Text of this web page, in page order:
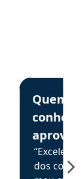
em
Estudante
Quem
aprova
dos